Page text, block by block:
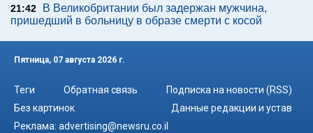
21:42
В Великобритании был задержан мужчина,
пришедший в больницу в образе смерти с косой
Пятница, 07 августа 2026 г.
Теги Обратная связь
Подписка на новости (RSS)
Без картинок
Данные редакции и устав
Реклама: advertising@newsru.co.il